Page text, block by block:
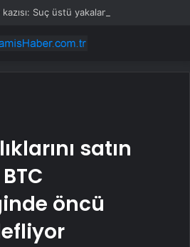
Suç üstü yakalandılar
satın
öncü